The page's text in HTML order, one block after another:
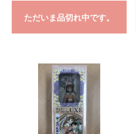
ただいま品切れ中です。